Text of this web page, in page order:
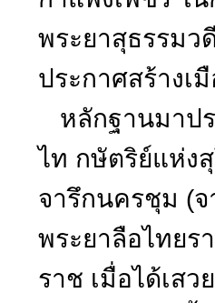
พระยาสุธรรมว
ประกาศสร้างเ
หลักฐานมาป
ไท กษัตริย์แห่ง
จารึกนครชุม (
พระยาลือไทยร
ราช เมื่อได้เส